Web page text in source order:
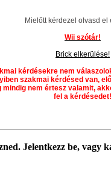
Mielőtt kérdezel olvasd el
Wii szótár!
Brick elkerülése!
kérdésekre nem
szakmai kérdésed van,
mindig nem értesz valamit,
fel a kérdésedet!
Jelentkezz be, vagy